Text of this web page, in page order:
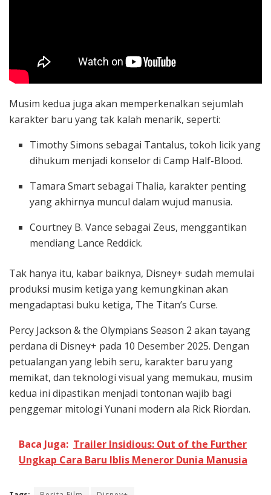
Musim kedua juga akan memperkenalkan sejumlah
karakter baru yang tak kalah menarik, seperti:
Timothy Simons sebagai Tantalus, tokoh licik yang
dihukum menjadi konselor di Camp Half-Blood.
Tamara Smart sebagai Thalia, karakter penting
yang akhirnya muncul dalam wujud manusia.
Courtney B. Vance sebagai Zeus, menggantikan
mendiang Lance Reddick.
Tak hanya itu, kabar baiknya, Disney+ sudah memulai
produksi musim ketiga yang kemungkinan akan
mengadaptasi buku ketiga, The Titan’s Curse.
Percy Jackson & the Olympians Season 2 akan tayang
perdana di Disney+ pada 10 Desember 2025. Dengan
petualangan yang lebih seru, karakter baru yang
memikat, dan teknologi visual yang memukau, musim
kedua ini dipastikan menjadi tontonan wajib bagi
penggemar mitologi Yunani modern ala Rick Riordan.
Baca Juga: Trailer Insidious: Out of the Further
Ungkap Cara Baru Iblis Meneror Dunia Manusia